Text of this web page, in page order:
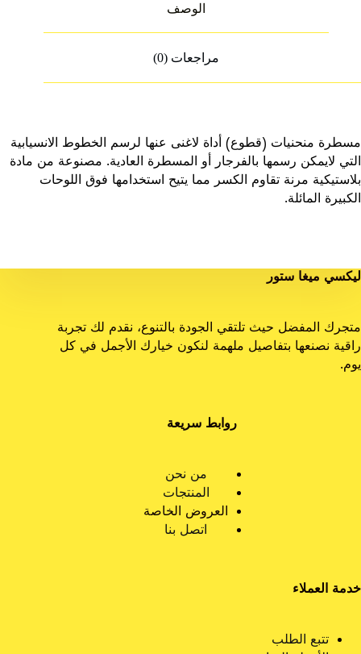
الوصف
مراجعات (0)
مسطرة منحنيات (قطوع) أداة لاغنى عنها لرسم الخطوط الانسيابية
التي لايمكن رسمها بالفرجار أو المسطرة العادية. مصنوعة من مادة
بلاستيكية مرنة تقاوم الكسر مما يتيح استخدامها فوق اللوحات
الكبيرة المائلة.
ليكسي ميغا ستور
متجرك المفضل حيث تلتقي الجودة بالتنوع، نقدم لك تجربة
راقية نصنعها بتفاصيل ملهمة لنكون خيارك الأجمل في كل
يوم.
روابط سريعة
من نحن
المنتجات
العروض الخاصة
اتصل بنا
خدمة العملاء
تتبع الطلب